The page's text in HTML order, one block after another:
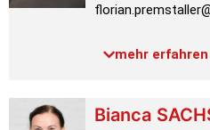
Raum:1.2.027
mehr erfahren
Bianca